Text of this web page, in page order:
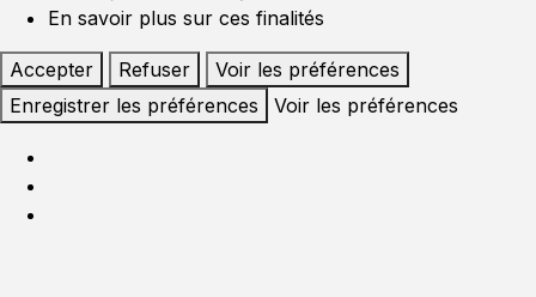
En savoir plus sur ces finalités
Accepter Refuser
Voir les préférences
Enregistrer les préférences
Voir les préférences